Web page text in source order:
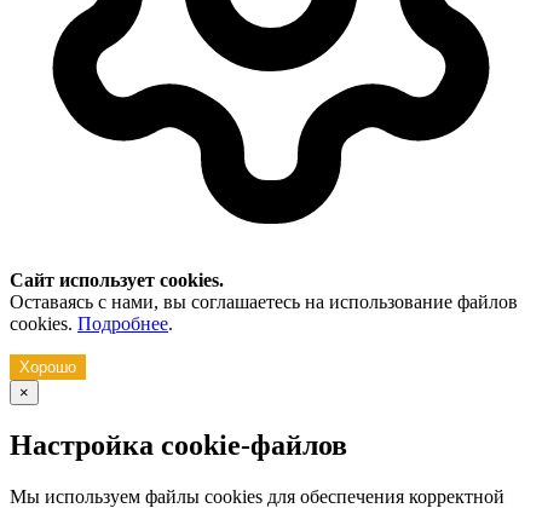
Сайт использует cookies.
Оставаясь с нами, вы соглашаетесь на использование файлов
cookies. Подробнее.
Хорошо
×
Настройка cookie-файлов
Мы используем файлы cookies для обеспечения корректной